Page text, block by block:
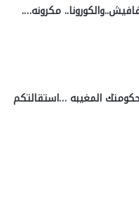
مكرونه….
المغيبه …استقالتكم